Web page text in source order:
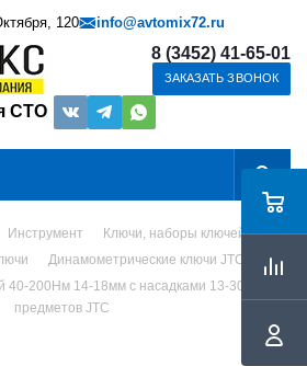
120 info@avtomix72.ru
СТО
8 (3452) 41-65-01
ЗАКАЗАТЬ ЗВОНОК
Инструмент
Ключи, наборы ключей
Динамометрические ключи JTC
40-200Нм 14-18мм с насадками 13-30мм 11
предметов JTC